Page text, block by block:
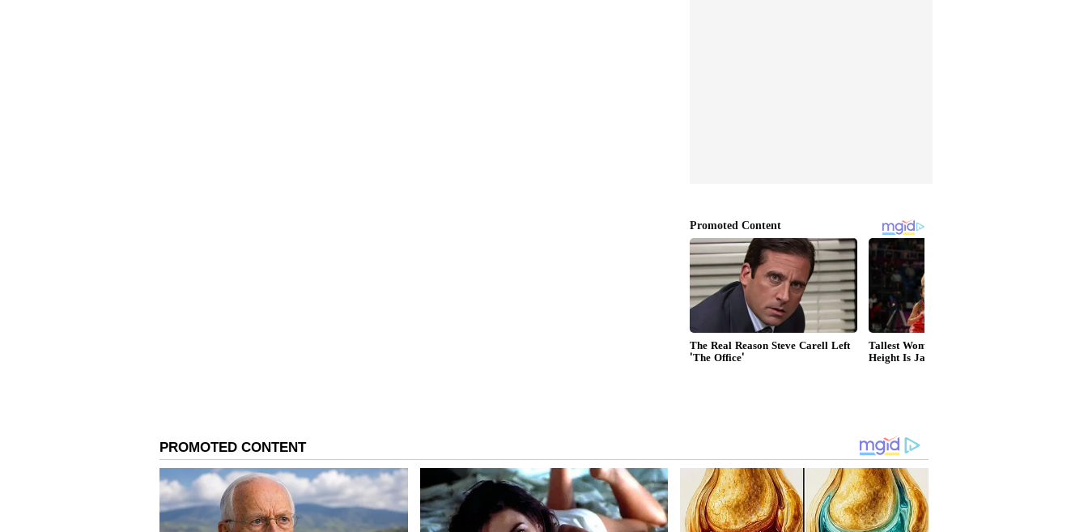
ಮಂಡಿಹಾಳ, ಬೇಲೂರ, ಮುಗದ, ಮನಗುಂಡಿ, ಲೋಕೂರು ಮತ್ತು ಹುಬ್ಬಳ್ಳಿ ತಾಲೂಕಿನ ನೂಲ್ವಿ, ಅದರಗುಂಚಿ,
ಕುರ್ಡಿಕೆರೆ, ಛಬ್ಬಿ ಹಾಗೂ ಕಲಘಟಗಿ ತಾಲೂಕಿನ ನೆಲ್ಲಹರವಿ ತಾಂಡ, ಬಿ. ಹುಲಿಕಟ್ಟಿ, ದ್ಯಾಮನಕೊಂಡ, ಮುಕ್ಕಲ,
ಹಿರೇ ಹುನಸಿಕಟ್ಟಿ, ಕುಡಲಗಿ ಗ್ರಾಮಗಳು ಸೇರಿದಂತೆ ಒಟ್ಟು 16 ಗ್ರಾಮಗಳಿಗೆ ಖಾಸಗಿ ಕೊಳವೆ ಬಾವಿ ಮೂಲಕ
ನೀರು ಸರಬರಾಜು ಮಾಡಲಾಗುತ್ತಿದೆ ಎಂದು ಜಿಲ್ಲಾಧಿಕಾರಿ ಸ್ನೇಹಲ್ ಆರ್. ತಿಳಿಸಿದರು.